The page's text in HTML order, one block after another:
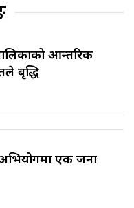
आन्तरिक
बृद्धि
एक जना